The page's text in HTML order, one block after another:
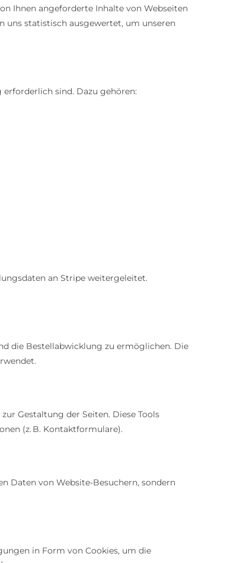
Ihnen angeforderte Inhalte von Webseiten
uns statistisch ausgewertet, um unseren
sind. Dazu gehören:
an Stripe weitergeleitet.
die Bestellabwicklung zu ermöglichen. Die
Gestaltung der Seiten. Diese Tools
(z. B. Kontaktformulare).
Daten von Website-Besuchern, sondern
in Form von Cookies, um die